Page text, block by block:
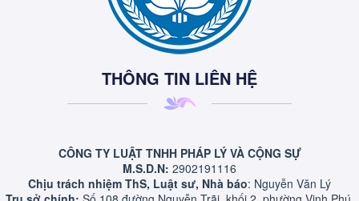
THÔNG TIN LIÊN HỆ
CÔNG TY LUẬT TNHH PHÁP LÝ VÀ CỘNG SỰ
M.S.D.N: 2902191116
Chịu trách nhiệm ThS, Luật sư, Nhà báo: Nguyễn Văn Lý